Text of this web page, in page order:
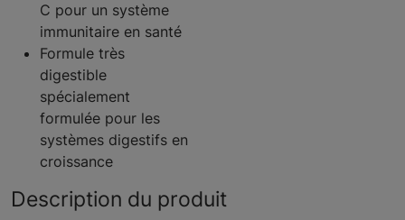
C pour un système
immunitaire en santé
Formule très
digestible
spécialement
formulée pour les
systèmes digestifs en
croissance
Description du produit